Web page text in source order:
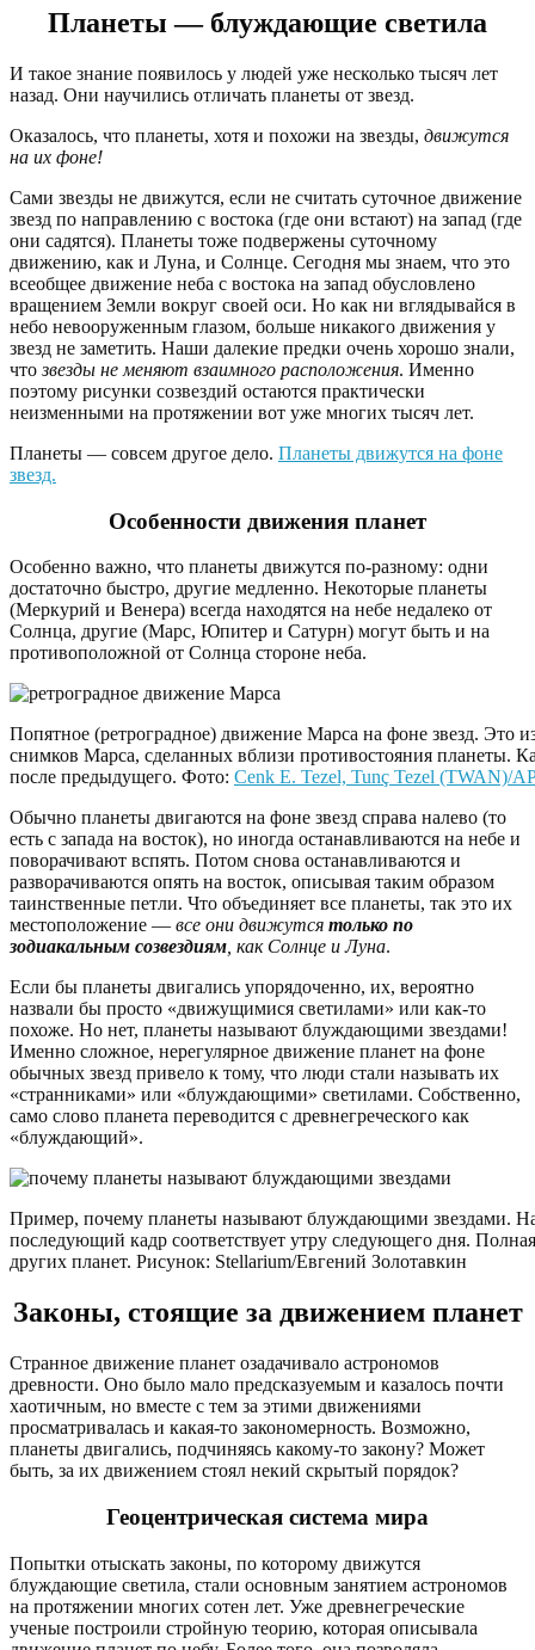
Планеты — блуждающие светила
И такое знание появилось у людей уже несколько тысяч лет
назад. Они научились отличать планеты от звезд.
Оказалось, что планеты, хотя и похожи на звезды, движутся
на их фоне!
Сами звезды не движутся, если не считать суточное движение
звезд по направлению с востока (где они встают) на запад (где
они садятся). Планеты тоже подвержены суточному
движению, как и Луна, и Солнце. Сегодня мы знаем, что это
всеобщее движение неба с востока на запад обусловлено
вращением Земли вокруг своей оси. Но как ни вглядывайся в
небо невооруженным глазом, больше никакого движения у
звезд не заметить. Наши далекие предки очень хорошо знали,
что звезды не меняют взаимного расположения. Именно
поэтому рисунки созвездий остаются практически
неизменными на протяжении вот уже многих тысяч лет.
Планеты — совсем другое дело. Планеты движутся на фоне
звезд.
Особенности движения планет
Особенно важно, что планеты движутся по-разному: одни
достаточно быстро, другие медленно. Некоторые планеты
(Меркурий и Венера) всегда находятся на небе недалеко от
Солнца, другие (Марс, Юпитер и Сатурн) могут быть и на
противоположной от Солнца стороне неба.
Попятное (ретроградное) движение Марса на фоне звезд. Это
снимков Марса, сделанных вблизи противостояния планеты.
после предыдущего. Фото: Cenk E. Tezel, Tunç Tezel (TWAN)/
Обычно планеты двигаются на фоне звезд справа налево (то
есть с запада на восток), но иногда останавливаются на небе и
поворачивают вспять. Потом снова останавливаются и
разворачиваются опять на восток, описывая таким образом
таинственные петли. Что объединяет все планеты, так это их
местоположение — все они движутся только по
зодиакальным созвездиям , как Солнце и Луна.
Если бы планеты двигались упорядоченно, их, вероятно
назвали бы просто «движущимися светилами» или как-то
похоже. Но нет, планеты называют блуждающими звездами!
Именно сложное, нерегулярное движение планет на фоне
обычных звезд привело к тому, что люди стали называть их
«странниками» или «блуждающими» светилами. Собственно,
само слово планета переводится с древнегреческого как
«блуждающий».
Пример, почему планеты называют блуждающими звездами.
последующий кадр соответствует утру следующего дня.
других планет. Рисунок: Stellarium/Евгений Золотавкин
Законы, стоящие за движением планет
Странное движение планет озадачивало астрономов
древности. Оно было мало предсказуемым и казалось почти
хаотичным, но вместе с тем за этими движениями
просматривалась и какая-то закономерность. Возможно,
планеты двигались, подчиняясь какому-то закону? Может
быть, за их движением стоял некий скрытый порядок?
Геоцентрическая система мира
Попытки отыскать законы, по которому движутся
блуждающие светила, стали основным занятием астрономов
на протяжении многих сотен лет. Уже древнегреческие
ученые построили стройную теорию, которая описывала